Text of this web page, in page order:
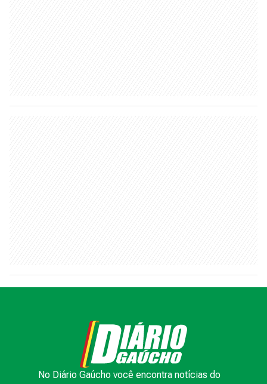
No Diário Gaúcho você encontra notícias do